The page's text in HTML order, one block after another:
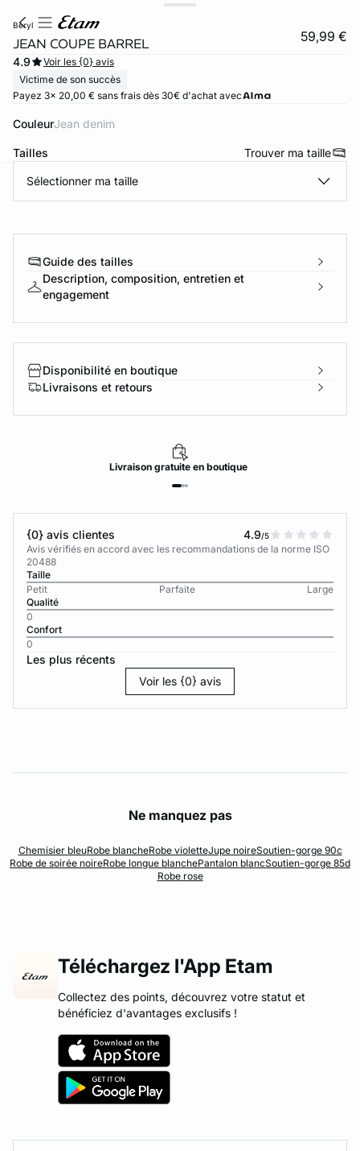
beryl
JEAN COUPE BARREL 59,99 €
4.9
Voir les {0} avis
Victime de son succès
Payez 3x 20,00 € sans frais dès 30€ d'achat avec
Couleur jean denim
Tailles Trouver ma taille
Sélectionner ma taille
Guide des tailles
Description, composition, entretien et
engagement
Disponibilité en boutique
Livraisons et retours
Livraisongratuiteen boutique
{0} avis clientes 4.9/5
Avis vérifiés en accord avec les recommandations de la norme ISO
20488
Taille
Petit
Parfaite
Large
Qualité
0
Confort
0
Les plus récents
Voir les {0} avis
Ne manquez pas
Chemisier bleuRobe blancheRobe violetteJupe noireSoutien-gorge 90c
Robe de soirée noireRobe longue blanchePantalon blancSoutien-gorge 85d
Robe rose
Téléchargez l'App Etam
Collectez des points, découvrez votre statut et
bénéficiez d'avantages exclusifs !